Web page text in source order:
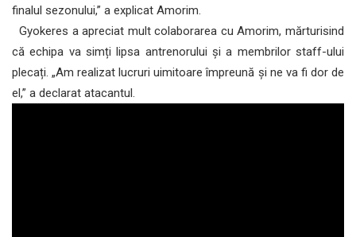
finalul sezonului,” a explicat Amorim.
Gyokeres a apreciat mult colaborarea cu Amorim, mărturisind
că echipa va simți lipsa antrenorului și a membrilor staff-ului
plecați. „Am realizat lucruri uimitoare împreună și ne va fi dor de
el,” a declarat atacantul.